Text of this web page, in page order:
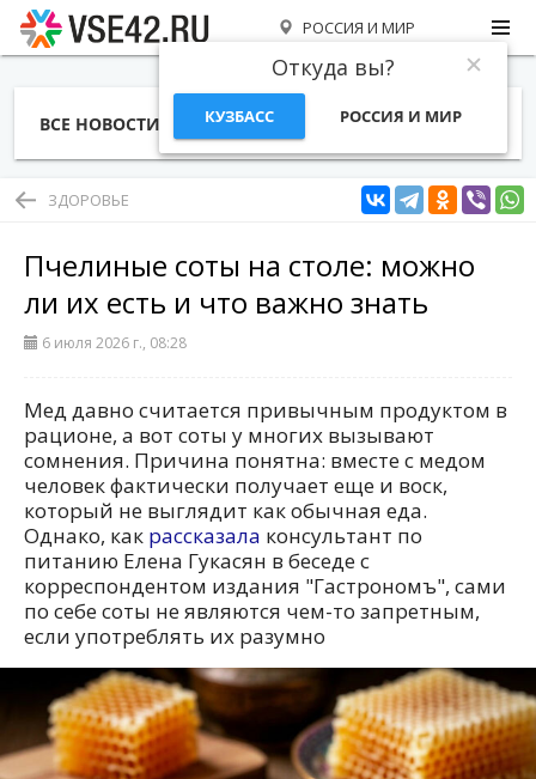
РОССИЯ И МИР
Откуда вы?
КУЗБАСС РОССИЯ И МИР
ВСЕ НОВОСТИ СТАТЬИ ТЕМЫ ФОТО
ЗДОРОВЬЕ
Пчелиные соты на столе: можно
ли их есть и что важно знать
6 июля 2026 г., 08:28
Мед давно считается привычным продуктом в
рационе, а вот соты у многих вызывают
сомнения. Причина понятна: вместе с медом
человек фактически получает еще и воск,
который не выглядит как обычная еда.
Однако, как рассказала консультант по
питанию Елена Гукасян в беседе с
корреспондентом издания "Гастрономъ", сами
по себе соты не являются чем-то запретным,
если употреблять их разумно